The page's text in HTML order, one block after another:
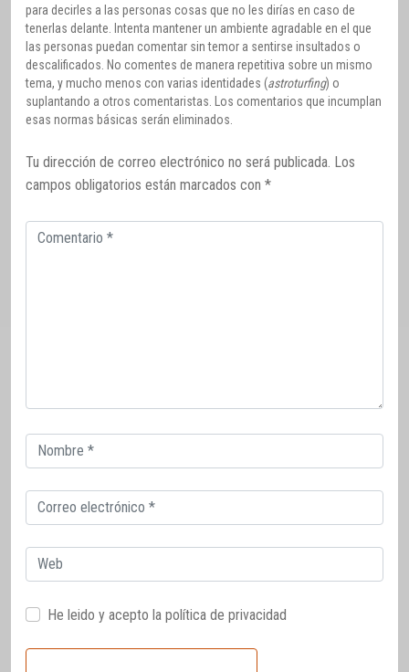
para decirles a las personas cosas que no les dirías en caso de
tenerlas delante. Intenta mantener un ambiente agradable en el que
las personas puedan comentar sin temor a sentirse insultados o
descalificados. No comentes de manera repetitiva sobre un mismo
tema, y mucho menos con varias identidades (astroturfing) o
suplantando a otros comentaristas. Los comentarios que incumplan
esas normas básicas serán eliminados.
Tu dirección de correo electrónico no será publicada. Los
campos obligatorios están marcados con *
Comentario
Correo
electrónico
Correo
electrónico
Web
He leido y acepto la política de privacidad